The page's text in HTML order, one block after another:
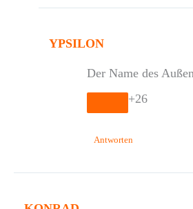
YPSILON
Der Name des
+26
Antworten